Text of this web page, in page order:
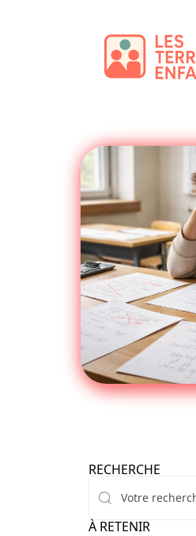
RECHERCHE
À RETENIR